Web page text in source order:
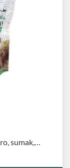
sumak,
tostados y